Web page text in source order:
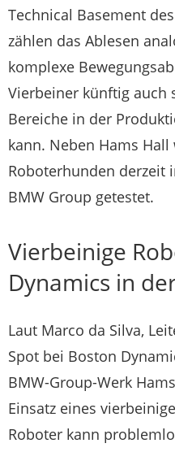
Technical Basement
zählen das Ablesen
komplexe
Vierbeiner künftig auch
Bereiche in der
kann. Neben Hams
Roboterhunden derzeit
BMW Group getestet.
Vierbeinige
Dynamics in
Laut Marco da Silva,
Spot bei Boston
BMW-Group-Werk
Einsatz eines
Roboter kann